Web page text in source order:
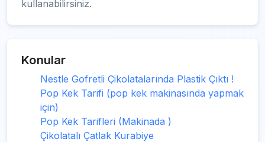
kullanabilirsiniz.
Konular
Nestle Gofretli Çikolatalarında Plastik Çıktı !
Pop Kek Tarifi (pop kek makinasında yapmak
için)
Pop Kek Tarifleri (Makinada )
Çikolatalı Çatlak Kurabiye